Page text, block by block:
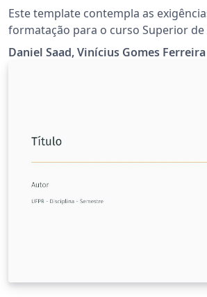
Este template contempla as
formatação para o curso Superior de
Desenvolvimento de Sistemas (TADS)
Daniel Saad, Vinícius Gomes Ferreira